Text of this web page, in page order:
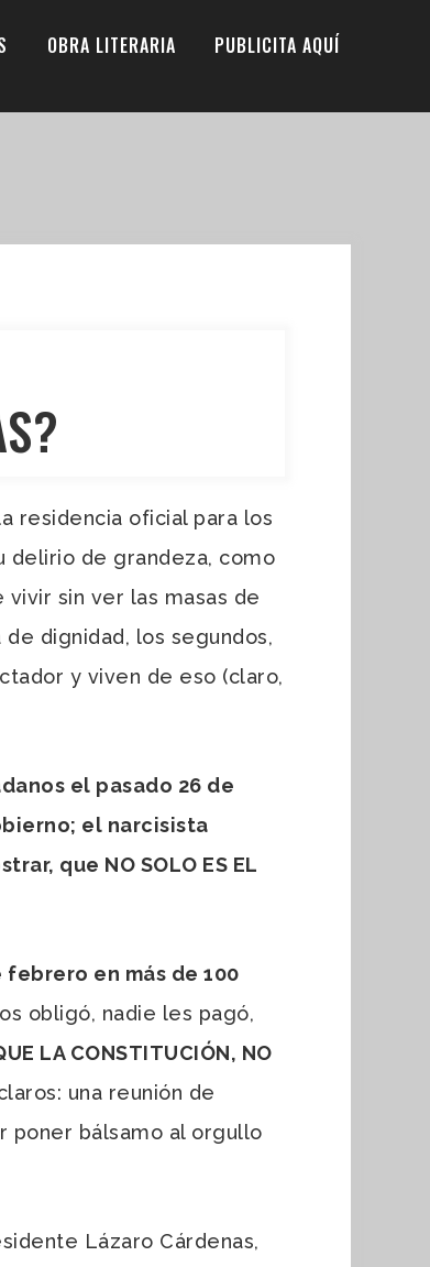
OBRA LITERARIA PUBLICITA AQUÍ
residencia oficial para los
delirio de grandeza, como
sin ver las masas de
dignidad, los segundos,
y viven de eso (claro,
el pasado 26 de
el narcisista
que NO SOLO ES EL
en más de 100
obligó, nadie les pagó,
LA CONSTITUCIÓN, NO
una reunión de
poner bálsamo al orgullo
Lázaro Cárdenas,